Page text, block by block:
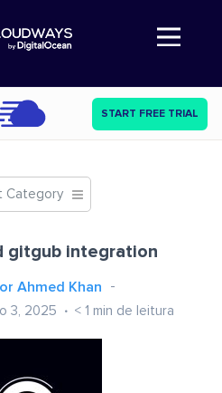
Abre a navegação
START FREE TRIAL
Category
gitgub integration
Ahmed Khan
3, 2025 < 1 min de leitura